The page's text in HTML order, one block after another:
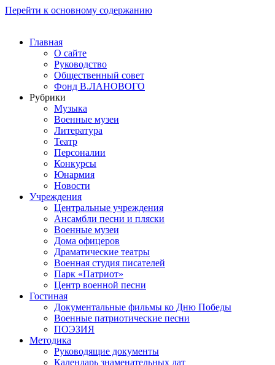
Перейти к основному содержанию
Главная
О сайте
Руководство
Общественный совет
Фонд В.ЛАНОВОГО
Рубрики
Музыка
Военные музеи
Литература
Театр
Персоналии
Конкурсы
Юнармия
Новости
Учреждения
Центральные учреждения
Ансамбли песни и пляски
Военные музеи
Дома офицеров
Драматические театры
Военная студия писателей
Парк «Патриот»
Центр военной песни
Гостиная
Документальные фильмы ко Дню Победы
Военные патриотические песни
ПОЭЗИЯ
Методика
Руководящие документы
Календарь знаменательных дат